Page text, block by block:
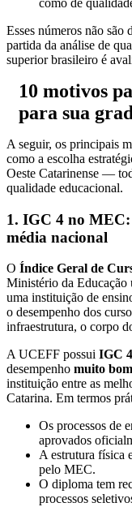
Esses números não são
partida da análise de
superior brasileiro é
10 motivos
para sua
A seguir, os principais
como a escolha
Oeste Catarinense —
qualidade educacional.
1. IGC 4 no
média nacional
O Índice Geral de
Ministério da Educação
uma instituição de
o desempenho dos
infraestrutura, o corpo
A UCEFF possui IGC
desempenho muito bom
instituição entre as
Catarina. Em termos
Os processos de
aprovados
A estrutura física
pelo MEC.
O diploma tem
processos